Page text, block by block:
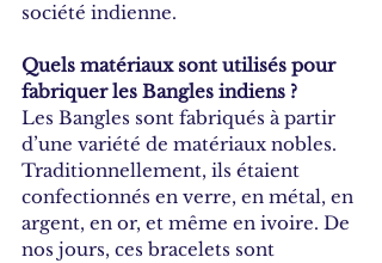
société indienne.
Quels matériaux sont utilisés pour
fabriquer les Bangles indiens ?
Les Bangles sont fabriqués à partir
d’une variété de matériaux nobles.
Traditionnellement, ils étaient
confectionnés en verre, en métal, en
argent, en or, et même en ivoire. De
nos jours, ces bracelets sont